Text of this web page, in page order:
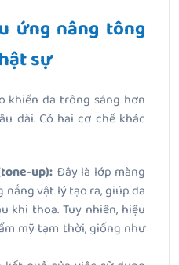
ứng nâng tông
sự
khiến da trông sáng hơn
dài. Có hai cơ chế khác
up): Đây là lớp màng
vật lý tạo ra, giúp da
khi thoa. Tuy nhiên, hiệu
mỹ tạm thời, giống như